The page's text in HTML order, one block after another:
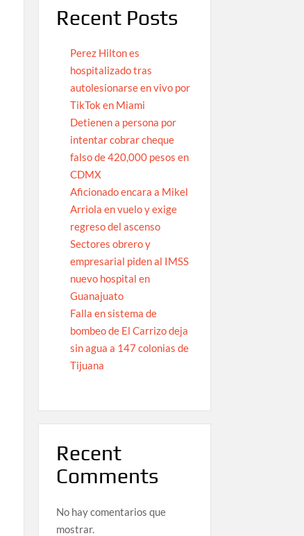
Recent Posts
Perez Hilton es
hospitalizado tras
autolesionarse en vivo por
TikTok en Miami
Detienen a persona por
intentar cobrar cheque
falso de 420,000 pesos en
CDMX
Aficionado encara a Mikel
Arriola en vuelo y exige
regreso del ascenso
Sectores obrero y
empresarial piden al IMSS
nuevo hospital en
Guanajuato
Falla en sistema de
bombeo de El Carrizo deja
sin agua a 147 colonias de
Tijuana
Recent
Comments
No hay comentarios que
mostrar.